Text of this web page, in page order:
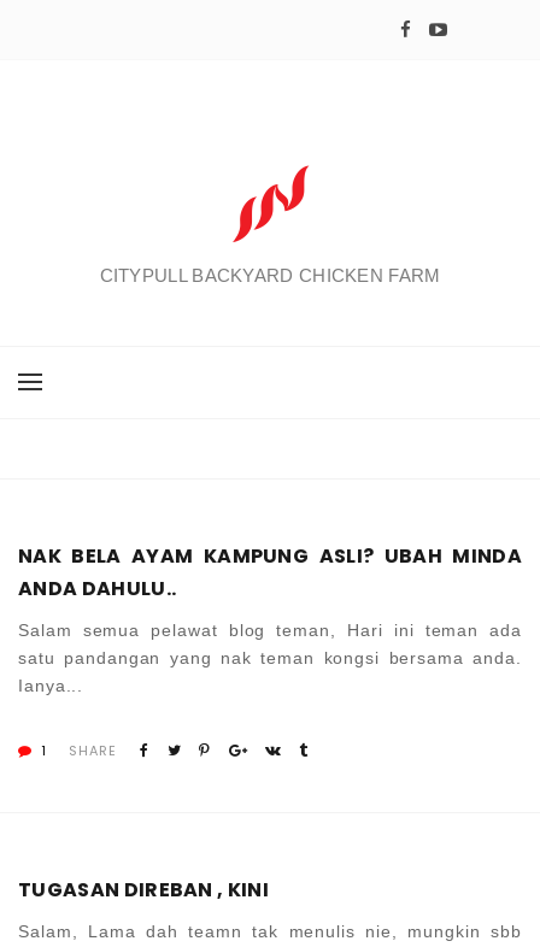
CITYPULL BACKYARD CHICKEN FARM
NAK BELA AYAM KAMPUNG ASLI? UBAH MINDA
ANDA DAHULU..
Salam semua pelawat blog teman, Hari ini teman ada
satu pandangan yang nak teman kongsi bersama anda.
Ianya...
1 SHARE
TUGASAN DIREBAN , KINI
Salam, Lama dah teamn tak menulis nie, mungkin sbb